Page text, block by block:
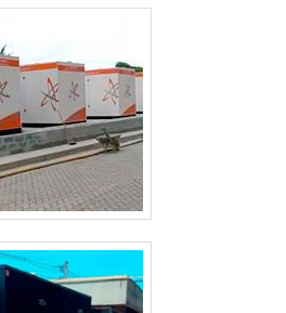
VALOR
PREÇO
PREÇO GUARULHOS
SÃO PAULO
DE ENERGIA
SP